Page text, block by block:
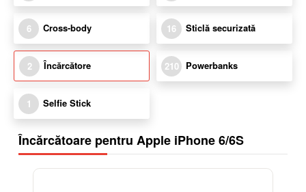
6 Cross-body 16 Sticlă securizată
2 Încărcătore 210 Powerbanks
1 Selfie Stick
Încărcătoare pentru Apple iPhone 6/6S